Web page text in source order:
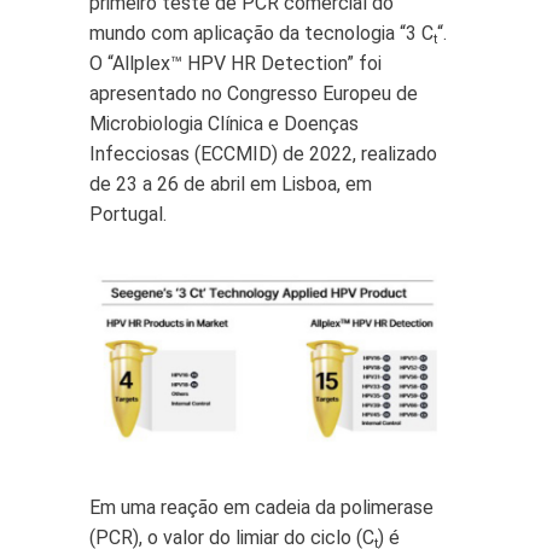
mundo com aplicação da tecnologia “3 Ct“.
O “Allplex™ HPV HR Detection” foi
apresentado no Congresso Europeu de
Microbiologia Clínica e Doenças
Infecciosas (ECCMID) de 2022, realizado
de 23 a 26 de abril em Lisboa, em
Portugal.
Em uma reação em cadeia da polimerase
(PCR), o valor do limiar do ciclo (Ct) é